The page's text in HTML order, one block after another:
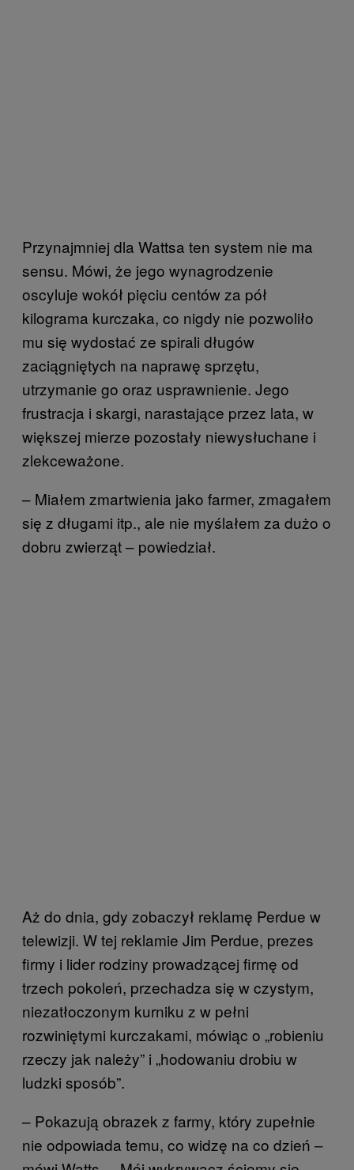
Przynajmniej dla Wattsa ten system nie ma
sensu. Mówi, że jego wynagrodzenie
oscyluje wokół pięciu centów za pół
kilograma kurczaka, co nigdy nie pozwoliło
mu się wydostać ze spirali długów
zaciągniętych na naprawę sprzętu,
utrzymanie go oraz usprawnienie. Jego
frustracja i skargi, narastające przez lata, w
większej mierze pozostały niewysłuchane i
zlekceważone.
– Miałem zmartwienia jako farmer, zmagałem
się z długami itp., ale nie myślałem za dużo o
dobru zwierząt – powiedział.
Aż do dnia, gdy zobaczył reklamę Perdue w
telewizji. W tej reklamie Jim Perdue, prezes
firmy i lider rodziny prowadzącej firmę od
trzech pokoleń, przechadza się w czystym,
niezatłoczonym kurniku z w pełni
rozwiniętymi kurczakami, mówiąc o „robieniu
rzeczy jak należy” i „hodowaniu drobiu w
ludzki sposób”.
– Pokazują obrazek z farmy, który zupełnie
nie odpowiada temu, co widzę na co dzień –